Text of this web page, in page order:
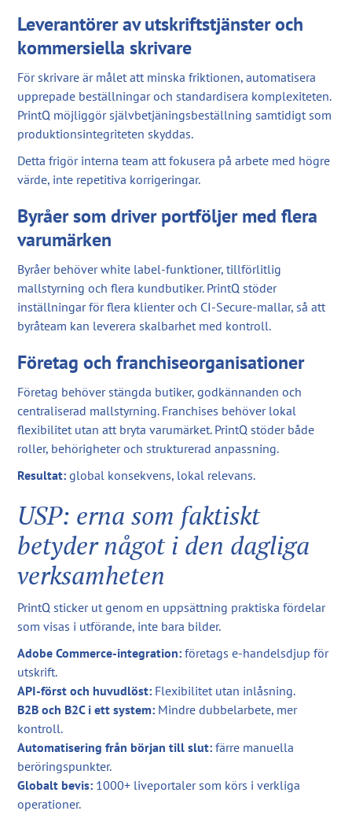
Leverantörer av utskriftstjänster och
kommersiella skrivare
För skrivare är målet att minska friktionen, automatisera
upprepade beställningar och standardisera komplexiteten.
PrintQ möjliggör självbetjäningsbeställning samtidigt som
produktionsintegriteten skyddas.
Detta frigör interna team att fokusera på arbete med högre
värde, inte repetitiva korrigeringar.
Byråer som driver portföljer med flera
varumärken
Byråer behöver white label-funktioner, tillförlitlig
mallstyrning och flera kundbutiker. PrintQ stöder
inställningar för flera klienter och CI-Secure-mallar, så att
byråteam kan leverera skalbarhet med kontroll.
Företag och franchiseorganisationer
Företag behöver stängda butiker, godkännanden och
centraliserad mallstyrning. Franchises behöver lokal
flexibilitet utan att bryta varumärket. PrintQ stöder både
roller, behörigheter och strukturerad anpassning.
Resultat: global konsekvens, lokal relevans.
USP: erna som faktiskt
betyder något i den dagliga
verksamheten
PrintQ sticker ut genom en uppsättning praktiska fördelar
som visas i utförande, inte bara bilder.
Adobe Commerce-integration: företags e-handelsdjup för
utskrift.
API-först och huvudlöst: Flexibilitet utan inlåsning.
B2B och B2C i ett system: Mindre dubbelarbete, mer
kontroll.
Automatisering från början till slut: färre manuella
beröringspunkter.
Globalt bevis: 1000+ liveportaler som körs i verkliga
operationer.